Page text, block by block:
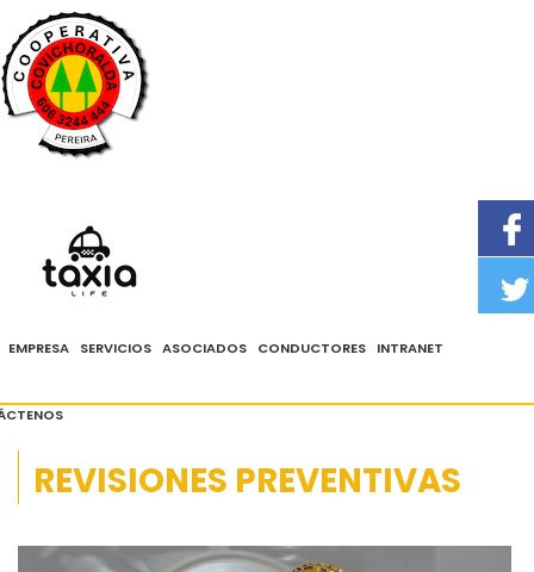
EMPRESA SERVICIOS ASOCIADOS CONDUCTORES INTRANET
REVISIONES PREVENTIVAS